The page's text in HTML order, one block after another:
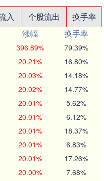
入 个股流出
换手率
涨幅
换手率
396.89% 79.39%
20.21% 16.80%
20.03% 14.18%
20.02% 14.77%
20.01% 5.62%
20.01% 6.12%
20.01% 18.37%
20.01% 6.83%
20.01% 17.26%
20.00% 7.68%